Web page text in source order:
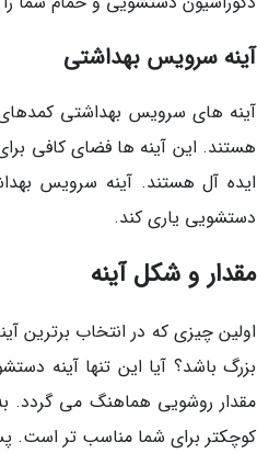
آینه سرویس بهداشتی
آینه های سرویس بهداشتی
هستند. این آینه ها فضای کافی
ایده آل هستند. آینه سرویس
دستشویی یاری کند.
مقدار و شکل آینه
اولین چیزی که در انتخاب برترین
بزرگ باشد؟ آیا این تنها آینه
کوچکتر برای شما مناسب تر است.